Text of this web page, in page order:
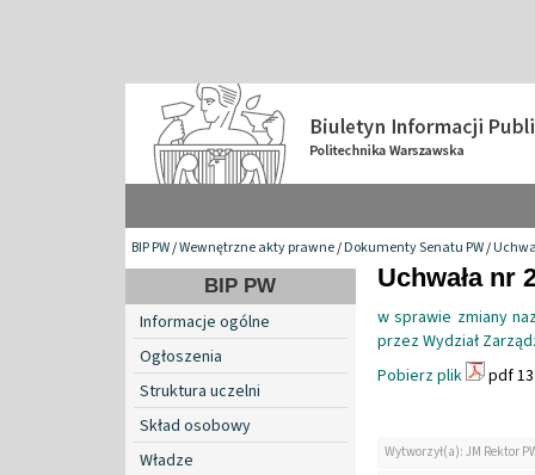
BIP PW/Wewnętrzne akty prawne/Dokumenty Senatu PW/
BIP PW
Informacje ogólne
Ogłoszenia
Struktura uczelni
Skład osobowy
Władze
Uchwała nr
w sprawie zmiany
przez Wydział
Pobierz plik
pdf
Wytworzył(a): JM Rektor